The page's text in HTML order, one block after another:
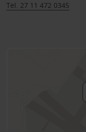
Tel. 27 11 472 0345